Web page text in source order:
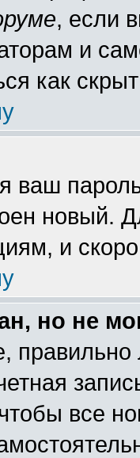
, если
и
как
ваш
новый.
и
но не
все